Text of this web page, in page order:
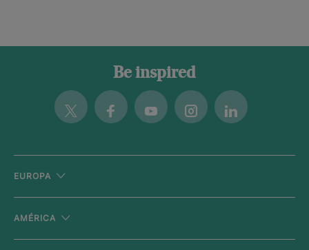
Be inspired
Twitter FacebookYoutubeInstagramLinkedin
EUROPA
AMÉRICA